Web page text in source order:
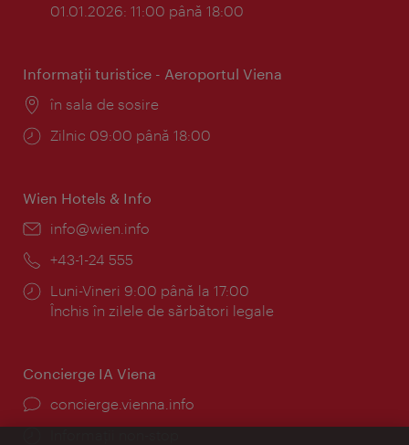
01.01.2026: 11:00 până 18:00
Informaţii turistice - Aeroportul Viena
Locul:
în sala de sosire
Program:
Zilnic 09:00 până 18:00
Wien Hotels & Info
E-
info@wien.info
Telefon:
+43-1-24 555
Program:
Luni-Vineri 9:00 până la 17:00
Închis în zilele de sărbători legale
Concierge IA Viena
concierge.vienna.info